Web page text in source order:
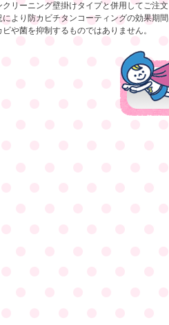
クリーニング壁掛けタイプと併用してご注文
により防カビチタンコーティングの効果期間
や菌を抑制するものではありません。